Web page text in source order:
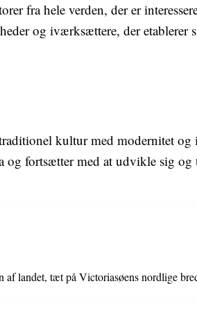
fra hele verden, der er
og iværksættere, der etablerer
kultur med modernitet
fortsætter med at udvikle sig
af landet, tæt på Victoriasøens nordlige